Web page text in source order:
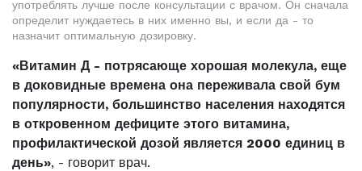
употреблять лучше после консультации с врачом. Он сначала
определит нуждаетесь в них именно вы, и если да - то
назначит оптимальную дозировку.
«Витамин Д - потрясающе хорошая молекула, еще
в доковидные времена она переживала свой бум
популярности, большинство населения находятся
в откровенном дефиците этого витамина,
профилактической дозой является 2000 единиц в
день», - говорит врач.